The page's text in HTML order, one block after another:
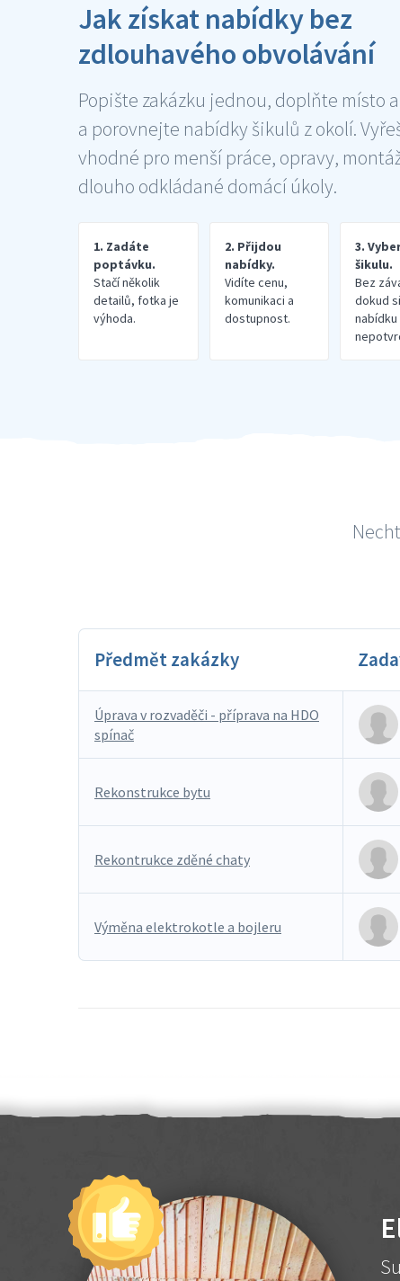
Jak získat nabídky bez
zdlouhavého obvolávání
Popište zakázku jednou, doplňte místo
a porovnejte nabídky šikulů z okolí.
vhodné pro menší práce, opravy,
dlouho odkládané domácí úkoly.
1. Zadáte
poptávku.
Stačí několik
detailů, fotka je
výhoda.
2. Přijdou
nabídky.
Vidíte cenu,
komunikaci a
dostupnost.
3.
šikulu.
Bez
dokud si
nabídku
Předmět zakázky
Úprava v rozvaděči - příprava na HDO
spínač
Rekonstrukce bytu
Rekontrukce zděné chaty
Výměna elektrokotle a bojleru